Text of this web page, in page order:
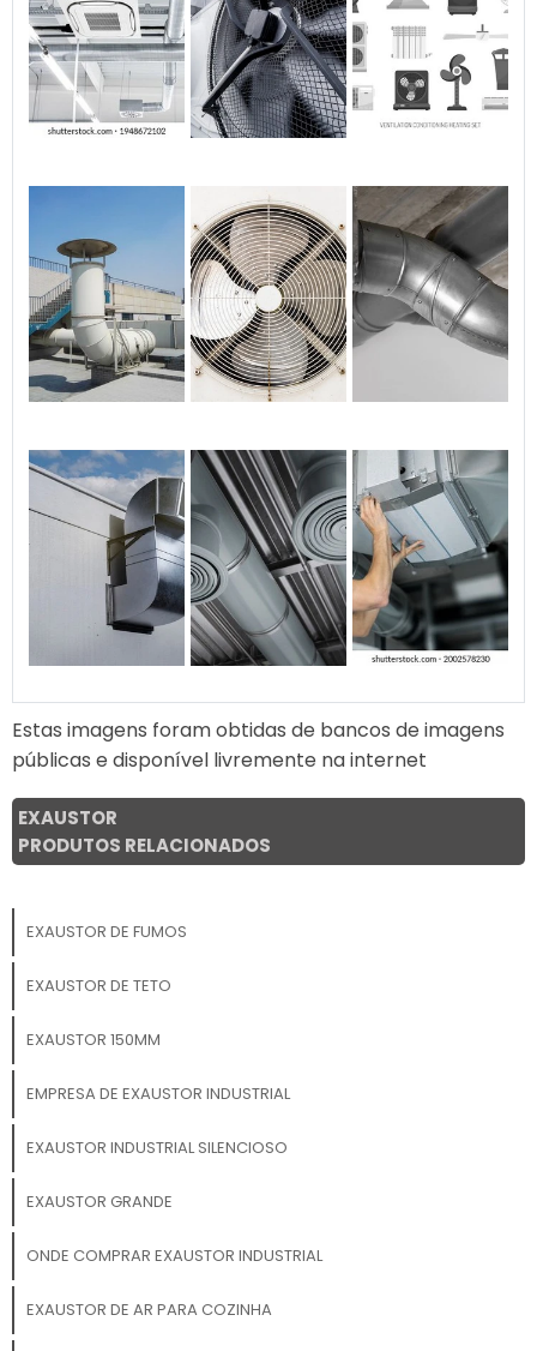
Estas imagens foram obtidas de bancos de imagens
públicas e disponível livremente na internet
EXAUSTOR
PRODUTOS RELACIONADOS
EXAUSTOR DE FUMOS
EXAUSTOR DE TETO
EXAUSTOR 150MM
EMPRESA DE EXAUSTOR INDUSTRIAL
EXAUSTOR INDUSTRIAL SILENCIOSO
EXAUSTOR GRANDE
ONDE COMPRAR EXAUSTOR INDUSTRIAL
EXAUSTOR DE AR PARA COZINHA